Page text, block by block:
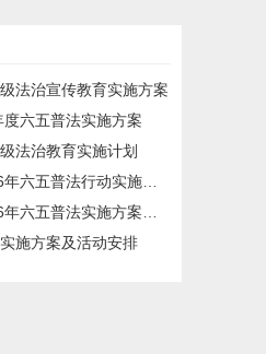
法治宣传教育实施方案
度六五普法实施方案
法治教育实施计划
六五普法行动实施方案
五普法实施方案与工作计划
施方案及活动安排